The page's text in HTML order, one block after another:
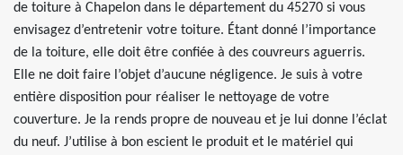
de toiture à Chapelon dans le département du 45270 si vous
envisagez d’entretenir votre toiture. Étant donné l’importance
de la toiture, elle doit être confiée à des couvreurs aguerris.
Elle ne doit faire l’objet d’aucune négligence. Je suis à votre
entière disposition pour réaliser le nettoyage de votre
couverture. Je la rends propre de nouveau et je lui donne l’éclat
du neuf. J’utilise à bon escient le produit et le matériel qui